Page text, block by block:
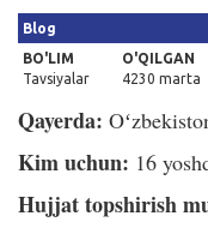
Blog
BO'LIM
Tavsiyalar
O'QILGAN
4230 marta
Qayerda:
Kim uchun: 16
Hujjat topshirish